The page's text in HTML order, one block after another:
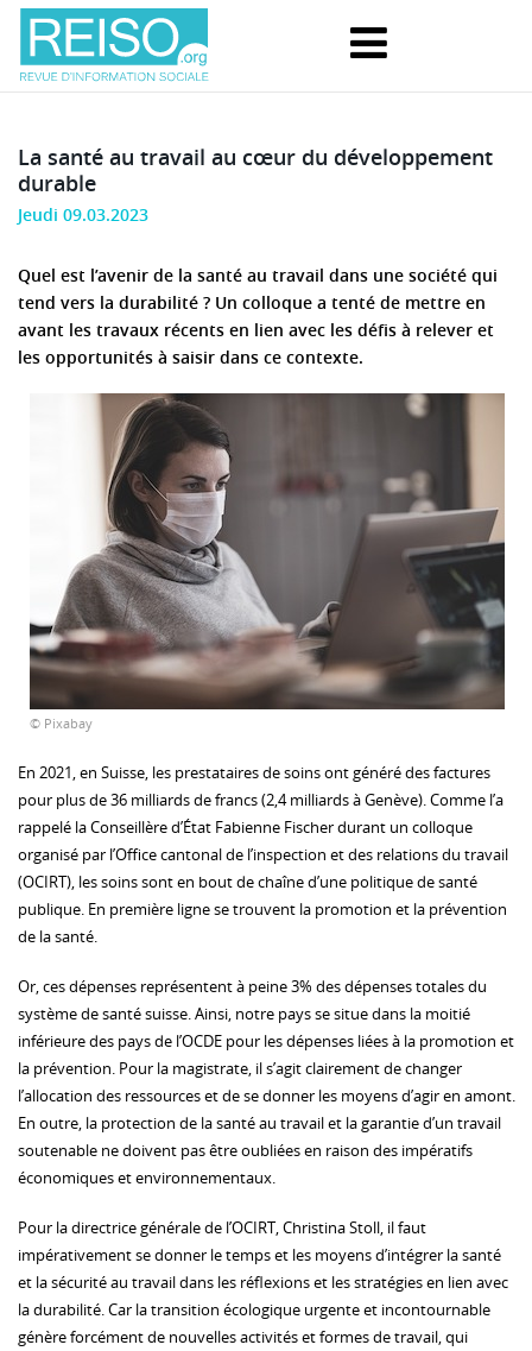
La santé au travail au cœur du développement
durable
Jeudi 09.03.2023
Quel est l’avenir de la santé au travail dans une société qui
tend vers la durabilité ? Un colloque a tenté de mettre en
avant les travaux récents en lien avec les défis à relever et
les opportunités à saisir dans ce contexte.
© Pixabay
En 2021, en Suisse, les prestataires de soins ont généré des factures
pour plus de 36 milliards de francs (2,4 milliards à Genève). Comme l’a
rappelé la Conseillère d’État Fabienne Fischer durant un colloque
organisé par l’Office cantonal de l’inspection et des relations du travail
(OCIRT), les soins sont en bout de chaîne d’une politique de santé
publique. En première ligne se trouvent la promotion et la prévention
de la santé.
Or, ces dépenses représentent à peine 3% des dépenses totales du
système de santé suisse. Ainsi, notre pays se situe dans la moitié
inférieure des pays de l’OCDE pour les dépenses liées à la promotion et
la prévention. Pour la magistrate, il s’agit clairement de changer
l’allocation des ressources et de se donner les moyens d’agir en amont.
En outre, la protection de la santé au travail et la garantie d’un travail
soutenable ne doivent pas être oubliées en raison des impératifs
économiques et environnementaux.
Pour la directrice générale de l’OCIRT, Christina Stoll, il faut
impérativement se donner le temps et les moyens d’intégrer la santé
et la sécurité au travail dans les réflexions et les stratégies en lien avec
la durabilité. Car la transition écologique urgente et incontournable
génère forcément de nouvelles activités et formes de travail, qui